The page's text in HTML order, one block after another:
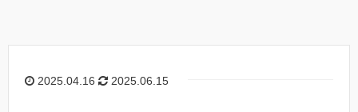
2025.04.16 2025.06.15